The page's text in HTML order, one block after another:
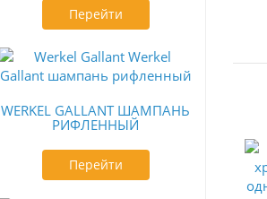
Перейти
WERKEL GALLANT ШАМПАНЬ
РИФЛЕННЫЙ
Перейти